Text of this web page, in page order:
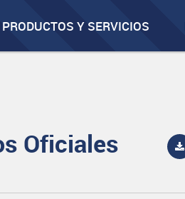
PRODUCTOS Y SERVICIOS
Oficiales